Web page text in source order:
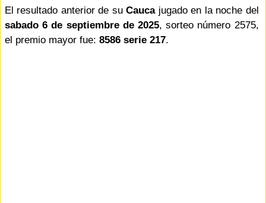
El resultado anterior de suCaucajugado en la noche del
sabado 6 de septiembre de 2025, sorteo número 2575,
el premio mayor fue: 8586 serie 217.